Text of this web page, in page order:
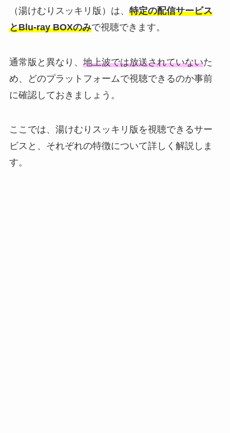
（湯けむりスッキリ版）は、 特定の配信サービス
とBlu-ray BOXのみで視聴できます。
通常版と異なり、 地上波では放送されていないた
め、どのプラットフォームで視聴できるのか事前
に確認しておきましょう。
ここでは、湯けむりスッキリ版を視聴できるサー
ビスと、それぞれの特徴について詳しく解説しま
す。